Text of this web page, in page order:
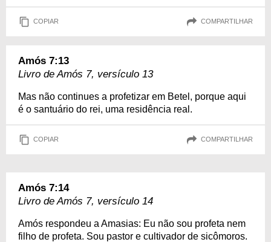
COPIAR COMPARTILHAR
Amós 7:13
Livro de Amós 7, versículo 13
Mas não continues a profetizar em Betel, porque aqui
é o santuário do rei, uma residência real.
COPIAR COMPARTILHAR
Amós 7:14
Livro de Amós 7, versículo 14
Amós respondeu a Amasias: Eu não sou profeta nem
filho de profeta. Sou pastor e cultivador de sicômoros.